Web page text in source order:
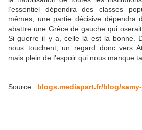
l’essentiel dépendra des classes
mêmes, une partie décisive dépendra
abattre une Grèce de gauche qui
Si guerre il y a, celle là est la bonne.
nous touchent, un regard donc vers
mais plein de l’espoir qui nous manque
Source : blogs.mediapart.fr/blog/